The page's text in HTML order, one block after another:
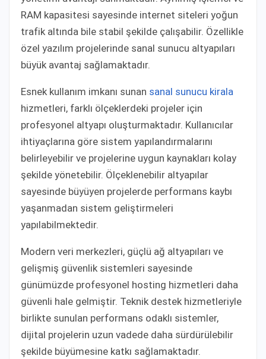
RAM kapasitesi sayesinde internet siteleri yoğun
trafik altında bile stabil şekilde çalışabilir. Özellikle
özel yazılım projelerinde sanal sunucu altyapıları
büyük avantaj sağlamaktadır.
Esnek kullanım imkanı sunan sanal sunucu kirala
hizmetleri, farklı ölçeklerdeki projeler için
profesyonel altyapı oluşturmaktadır. Kullanıcılar
ihtiyaçlarına göre sistem yapılandırmalarını
belirleyebilir ve projelerine uygun kaynakları kolay
şekilde yönetebilir. Ölçeklenebilir altyapılar
sayesinde büyüyen projelerde performans kaybı
yaşanmadan sistem geliştirmeleri
yapılabilmektedir.
Modern veri merkezleri, güçlü ağ altyapıları ve
gelişmiş güvenlik sistemleri sayesinde
günümüzde profesyonel hosting hizmetleri daha
güvenli hale gelmiştir. Teknik destek hizmetleriyle
birlikte sunulan performans odaklı sistemler,
dijital projelerin uzun vadede daha sürdürülebilir
şekilde büyümesine katkı sağlamaktadır.